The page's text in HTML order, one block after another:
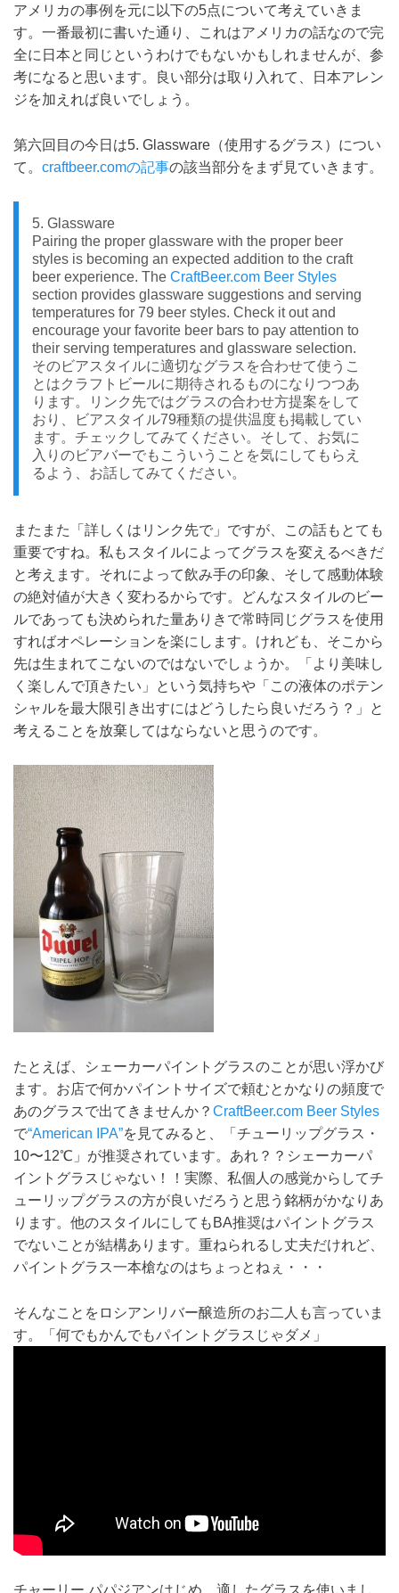
アメリカの事例を元に以下の5点について考えていきま
す。一番最初に書いた通り、これはアメリカの話なので完
全に日本と同じというわけでもないかもしれませんが、参
考になると思います。良い部分は取り入れて、日本アレン
ジを加えれば良いでしょう。
第六回目の今日は5. Glassware（使用するグラス）につい
て。 craftbeer.comの記事の該当部分をまず見ていきます。
5. Glassware
Pairing the proper glassware with the proper beer
styles is becoming an expected addition to the craft
beer experience. The CraftBeer.com Beer Styles
section provides glassware suggestions and serving
temperatures for 79 beer styles. Check it out and
encourage your favorite beer bars to pay attention to
their serving temperatures and glassware selection.
そのビアスタイルに適切なグラスを合わせて使うこ
とはクラフトビールに期待されるものになりつつあ
ります。リンク先ではグラスの合わせ方提案をして
おり、ビアスタイル79種類の提供温度も掲載してい
ます。チェックしてみてください。そして、お気に
入りのビアバーでもこういうことを気にしてもらえ
るよう、お話してみてください。
またまた「詳しくはリンク先で」ですが、この話もとても
重要ですね。私もスタイルによってグラスを変えるべきだ
と考えます。それによって飲み手の印象、そして感動体験
の絶対値が大きく変わるからです。どんなスタイルのビー
ルであっても決められた量ありきで常時同じグラスを使用
すればオペレーションを楽にします。けれども、そこから
先は生まれてこないのではないでしょうか。「より美味し
く楽しんで頂きたい」という気持ちや「この液体のポテン
シャルを最大限引き出すにはどうしたら良いだろう？」と
考えることを放棄してはならないと思うのです。
たとえば、シェーカーパイントグラスのことが思い浮かび
ます。お店で何かパイントサイズで頼むとかなりの頻度で
あのグラスで出てきませんか？ CraftBeer.com Beer Styles
で“American IPA”を見てみると、「チューリップグラス・
10〜12℃」が推奨されています。あれ？？シェーカーパ
イントグラスじゃない！！実際、私個人の感覚からしてチ
ューリップグラスの方が良いだろうと思う銘柄がかなりあ
ります。他のスタイルにしてもBA推奨はパイントグラス
でないことが結構あります。重ねられるし丈夫だけれど、
パイントグラス一本槍なのはちょっとねぇ・・・
そんなことをロシアンリバー醸造所のお二人も言っていま
す。「何でもかんでもパイントグラスじゃダメ」